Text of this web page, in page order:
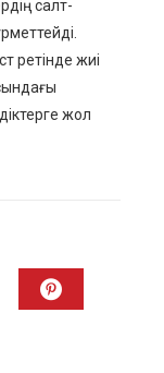
салт-
ретінде жиі
жол